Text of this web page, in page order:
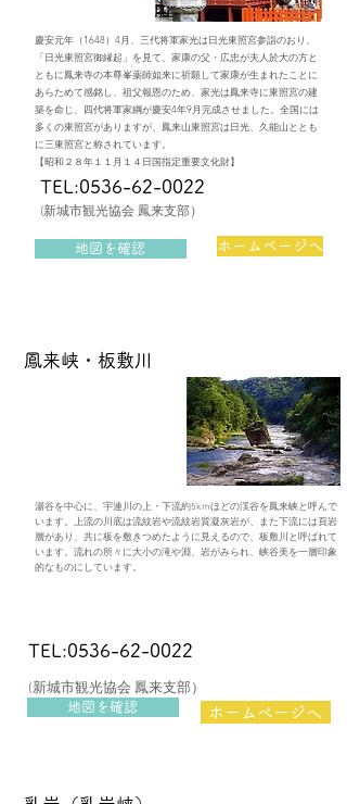
地図を確認
慶安元年（1648）4月、三代将軍家光は日光東照宮参詣のおり、
「日光東照宮御縁起」を見て、家康の父・広忠が夫人於大の方と
ともに鳳来寺の本尊峯薬師如来に祈願して家康が生まれたことに
あらためて感銘し、祖父報恩のため、家光は鳳来寺に東照宮の建
築を命じ、四代将軍家綱が慶安4年9月完成させました。全国には
多くの東照宮がありますが、鳳来山東照宮は日光、久能山ととも
に三東照宮と称されています。
【昭和２８年１１月１４日国指定重要文化財】
TEL:0536-62-0022
(新城市観光協会 鳳来支部）
ホームページへ
地図を確認
湯谷を中心に、宇連川の上・下流約5kmほどの渓谷を鳳来峡と呼んで
います。上流の川底は流紋岩や流紋岩質凝灰岩が、また下流には頁岩
層があり、共に板を敷きつめたように見えるので、板敷川と呼ばれて
います。流れの所々に大小の滝や淵、岩がみられ、峡谷美を一層印象
的なものにしています。
​鳳来峡・板敷川
TEL:0536-62-0022
(新城市観光協会 鳳来支部）
ホームページへ